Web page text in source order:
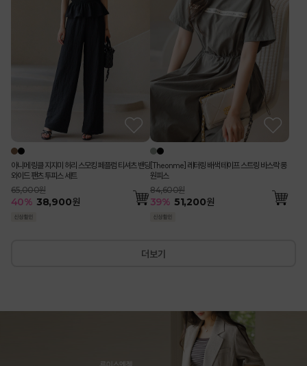
아니메 링클 지지미 허리 스모킹 페플럼 티셔츠 밴딩
와이드 팬츠 투피스 세트
65,000원
40% 38,900원
[Theonme] 레터링 배색 테이프 스트링 바스락 롱
원피스
84,600원
39% 51,200원
더보기